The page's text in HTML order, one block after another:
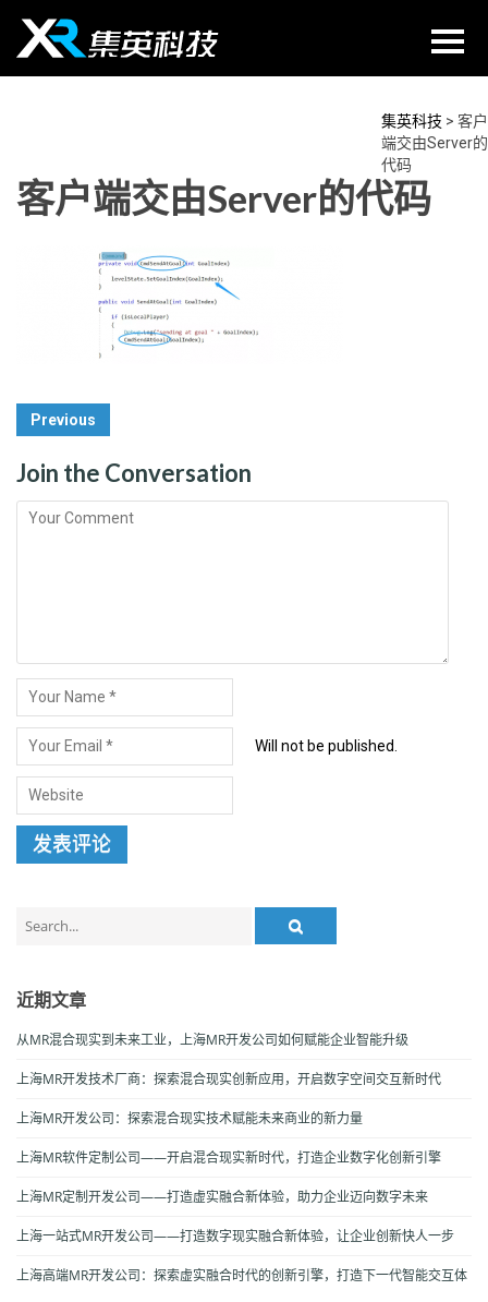
content
集英科技 > 客户
端交由Server的
代码
客户端交由Server的代码
Post
Navigation
Previous
Join the Conversation
Will not be published.
for:
近期文章
从MR混合现实到未来工业，上海MR开发公司如何赋能企业智能升级
上海MR开发技术厂商：探索混合现实创新应用，开启数字空间交互新时代
上海MR开发公司：探索混合现实技术赋能未来商业的新力量
上海MR软件定制公司——开启混合现实新时代，打造企业数字化创新引擎
上海MR定制开发公司——打造虚实融合新体验，助力企业迈向数字未来
上海一站式MR开发公司——打造数字现实融合新体验，让企业创新快人一步
上海高端MR开发公司：探索虚实融合时代的创新引擎，打造下一代智能交互体